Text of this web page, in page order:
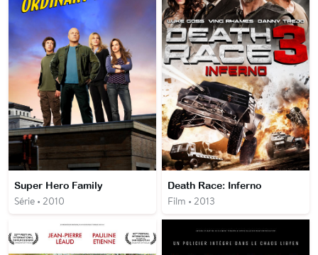
Super Hero Family
Série • 2010
Death Race: Inferno
Film • 2013